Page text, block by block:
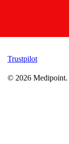
Trustpilot
© 2026 Medipoint.